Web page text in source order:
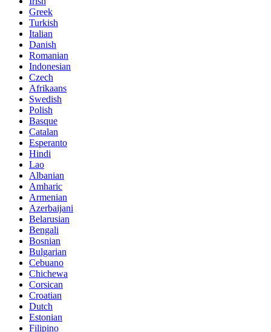
Greek
Turkish
Italian
Danish
Romanian
Indonesian
Czech
Afrikaans
Swedish
Polish
Basque
Catalan
Esperanto
Hindi
Lao
Albanian
Amharic
Armenian
Azerbaijani
Belarusian
Bengali
Bosnian
Bulgarian
Cebuano
Chichewa
Corsican
Croatian
Dutch
Estonian
Filipino